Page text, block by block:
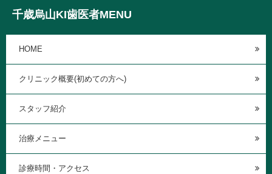
千歳烏山KI歯医者MENU
HOME
クリニック概要(初めての方へ)
スタッフ紹介
治療メニュー
診療時間・アクセス